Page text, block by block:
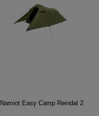
Namiot Easy Camp Reindal 2